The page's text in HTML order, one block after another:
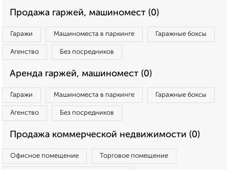
Продажа гаржей, машиномест (0)
Гаражи Машиноместа в паркинге Гаражные боксы
Агенство Без посредников
Аренда гаржей, машиномест (0)
Гаражи Машиноместа в паркинге Гаражные боксы
Агенство Без посредников
Продажа коммерческой недвижимости (0)
Офисное помещение Торговое помещение